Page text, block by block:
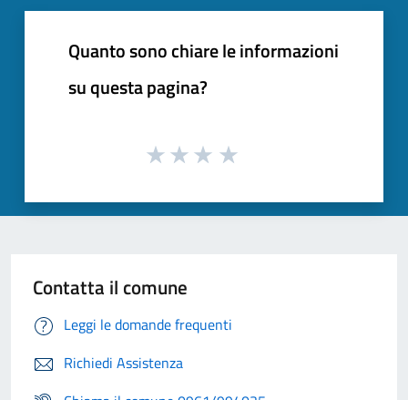
Quanto sono chiare le informazioni
su questa pagina?
Contatta il comune
Leggi le domande frequenti
Richiedi Assistenza